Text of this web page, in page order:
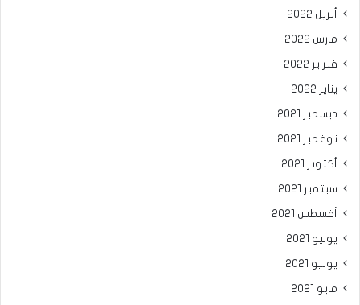
أبريل 2022
مارس 2022
فبراير 2022
يناير 2022
ديسمبر 2021
نوفمبر 2021
أكتوبر 2021
سبتمبر 2021
أغسطس 2021
يوليو 2021
يونيو 2021
مايو 2021